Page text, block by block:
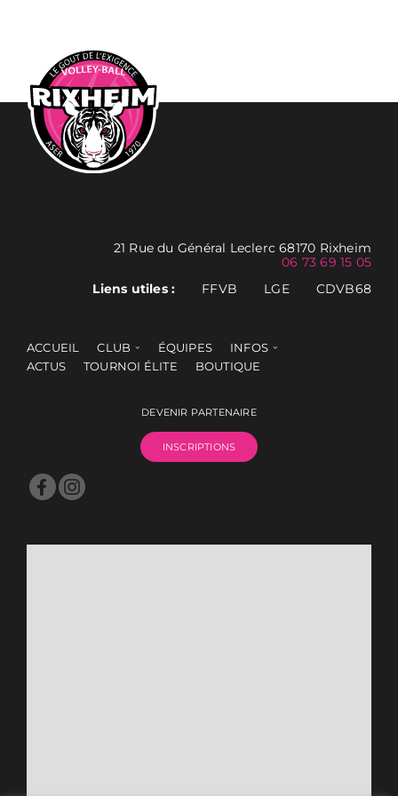
21 Rue du Général Leclerc 68170 Rixheim
06 73 69 15 05
Liens utiles :
FFVB LGE CDVB68
ACCUEIL CLUB ÉQUIPES
INFOS
ACTUS
TOURNOI ÉLITE BOUTIQUE
DEVENIR PARTENAIRE
INSCRIPTIONS